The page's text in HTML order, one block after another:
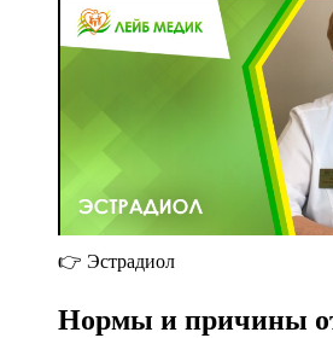
👉 Эстрадиол
Нормы и причины